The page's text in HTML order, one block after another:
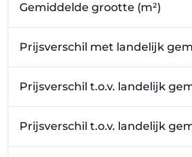
Gemiddelde grootte (m²)
Prijsverschil met landelijk
Prijsverschil t.o.v. landelijk
Prijsverschil t.o.v. landelijk